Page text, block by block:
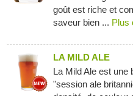
goût est riche et
saveur bien ... Plus
LA MILD ALE
La Mild Ale est une
"session ale